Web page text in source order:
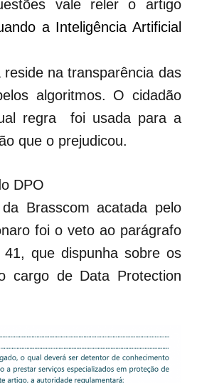
vale reler o artigo
a Inteligência Artificial
reside na transparência das
algoritmos. O cidadão
regra foi usada para a
que o prejudicou.
DPO
Brasscom acatada pelo
foi o veto ao parágrafo
que dispunha sobre os
cargo de Data Protection